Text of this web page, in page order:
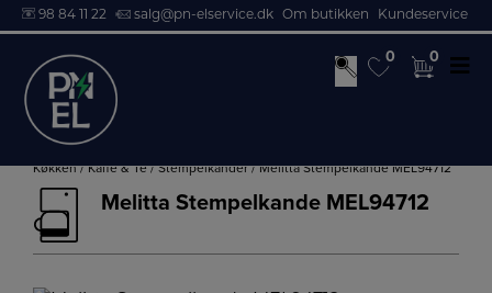
til
indholdet
98 84 11 22 salg@pn-elservice.dk Om butikken Kundeservice
0
0 0
0
Køkken/Kaffe & Te/Stempelkander/ Melitta Stempelkande MEL94712
Melitta Stempelkande MEL94712